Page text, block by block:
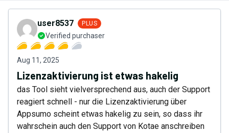
user8537 PLUS
Verified purchaser
Aug 11, 2025
Lizenzaktivierung ist etwas hakelig
das Tool sieht vielversprechend aus, auch der Support
reagiert schnell - nur die Lizenzaktivierung über
Appsumo scheint etwas hakelig zu sein, so dass ihr
wahrschein auch den Support von Kotae anschreiben